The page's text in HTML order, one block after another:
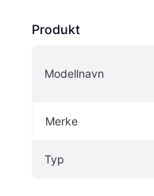
Produkt
Modellnavn
Merke
Typ